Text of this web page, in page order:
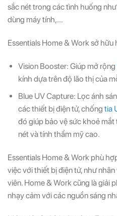
sắc nét trong các tình huống
dùng máy tính,…
Essentials Home & Work sở hữu
Vision Booster: Giúp mở rộng
kính dựa trên độ lão thị của
Blue UV Capture: Lọc ánh
các thiết bị điện tử, chống tia
đó giúp bảo vệ sức khoẻ mắt
nét và tính thẩm mỹ cao.
Essentials Home & Work phù
việc với thiết bị điện tử, như
viên. Home & Work cũng là giải
nhạy cảm với các nguồn sáng